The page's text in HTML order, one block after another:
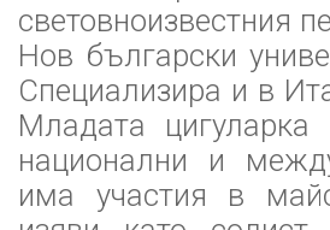
световноизвестния
Нов български
Специализира и в
Младата
национални и
има участия в